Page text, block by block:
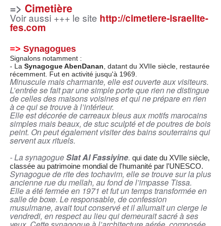
=> Cimetière
Voir aussi +++ le site http://cimetiere-israelite-
fes.com
=> Synagogues
Signalons notamment :
- La Synagogue AbenDanan, datant du XVIIe siècle, restaurée
récemment. Fut en activité jusqu'à 1969.
Minuscule mais charmante, elle est ouverte aux visiteurs.
L’entrée se fait par une simple porte que rien ne distingue
de celles des maisons voisines et qui ne prépare en rien
à ce qui se trouve à l’intérieur.
Elle est décorée de carreaux bleus aux motifs marocains
simples mais beaux, de stuc sculpté et de poutres de bois
peint. On peut également visiter des bains souterrains qui
servent aux rituels.
- La synagogueSlat Al Fassiyine. qui date du XVIIe siècle,
classée au patrimoine mondial de l'humanité par l'UNESCO.
Synagogue de rite des tochavim, elle se trouve sur la plus
ancienne rue du mellah, au fond de l’impasse Tissa.
Elle a été fermée en 1971 et fut un temps transformée en
salle de boxe. Le responsable, de confession
musulmane, avait tout conservé et il allumait un cierge le
vendredi, en respect au lieu qui demeurait sacré à ses